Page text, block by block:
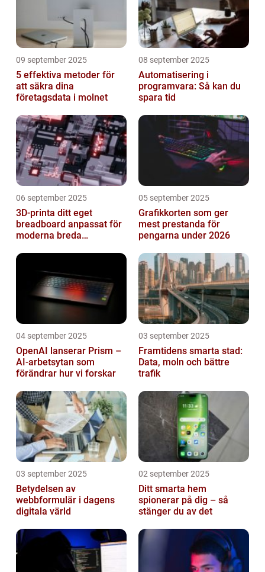
09 september 2025
5 effektiva metoder för
att säkra dina
företagsdata i molnet
08 september 2025
Automatisering i
programvara: Så kan du
spara tid
06 september 2025
3D-printa ditt eget
breadboard anpassat för
moderna breda
05 september 2025
Grafikkorten som ger
mest prestanda för
pengarna under 2026
04 september 2025
OpenAI lanserar Prism –
AI-arbetsytan som
förändrar hur vi forskar
03 september 2025
Framtidens smarta stad:
Data, moln och bättre
trafik
03 september 2025
Betydelsen av
webbformulär i dagens
digitala värld
02 september 2025
Ditt smarta hem
spionerar på dig – så
stänger du av det